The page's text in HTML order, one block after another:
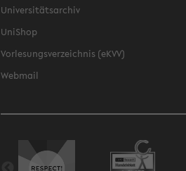
Universitätsarchiv
UniShop
Vorlesungsverzeichnis (eKVV)
Webmail